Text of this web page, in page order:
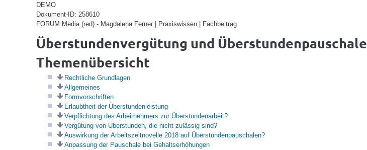
DEMO
Dokument-ID: 258610
FORUM Media (red) - Magdalena Ferner | Praxiswissen | Fachbeitrag
Überstundenvergütung und Überstundenpauschale
Themenübersicht
Rechtliche Grundlagen
Allgemeines
Formvorschriften
Erlaubtheit der Überstundenleistung
Verpflichtung des Arbeitnehmers zur Überstundenarbeit?
Vergütung von Überstunden, die nicht zulässig sind?
Auswirkung der Arbeitszeitnovelle 2018 auf Überstundenpauschalen?
Anpassung der Pauschale bei Gehaltserhöhungen